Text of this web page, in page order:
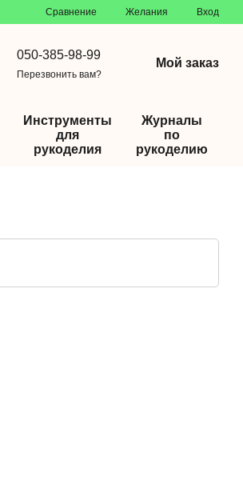
Сравнение Желания Вход
050-385-98-99
Перезвонить вам?
Мой заказ
Инструменты
для
рукоделия
Журналы
по
рукоделию